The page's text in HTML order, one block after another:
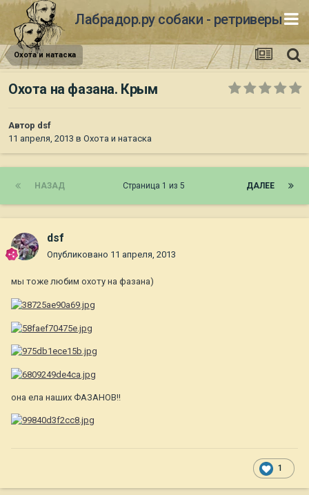
Лабрадор.ру собаки - ретриверы
Охота и натаска
Охота на фазана. Крым
Автор dsf
11 апреля, 2013 в Охота и натаска
НАЗАД ДАЛЕЕ
Страница 1 из 5
dsf
Опубликовано 11 апреля, 2013
мы тоже любим охоту на фазана)
она ела наших ФАЗАНОВ!!
1